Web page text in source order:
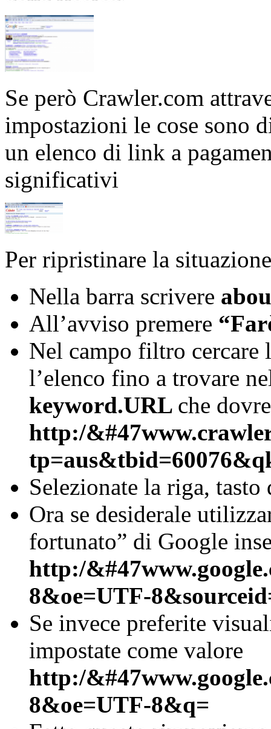
Se però Crawler.com
impostazioni le cose sono
un elenco di link a
significativi
Per ripristinare la
Nella barra scrivere
All’avviso premere
Nel campo filtro cercare
l’elenco fino a trovare
keyword.URL che
http:/
Selezionate la riga,
Ora se desiderale
fortunato” di Google
http:/
8&oe=UTF-
Se invece preferite
impostate come valore
http:/
8&oe=UTF-8&q=